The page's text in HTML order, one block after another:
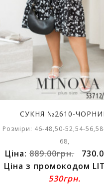
СУКНЯ №2610-
Розміри: 46-48,50-52,54-
68,
Ціна:889.00грн.
Ціна з промокодом
530грн.